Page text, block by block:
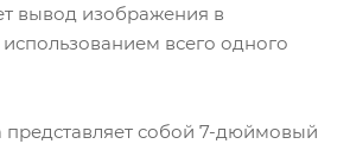
вывод изображения в
всего одного
представляет собой 7-дюймовый